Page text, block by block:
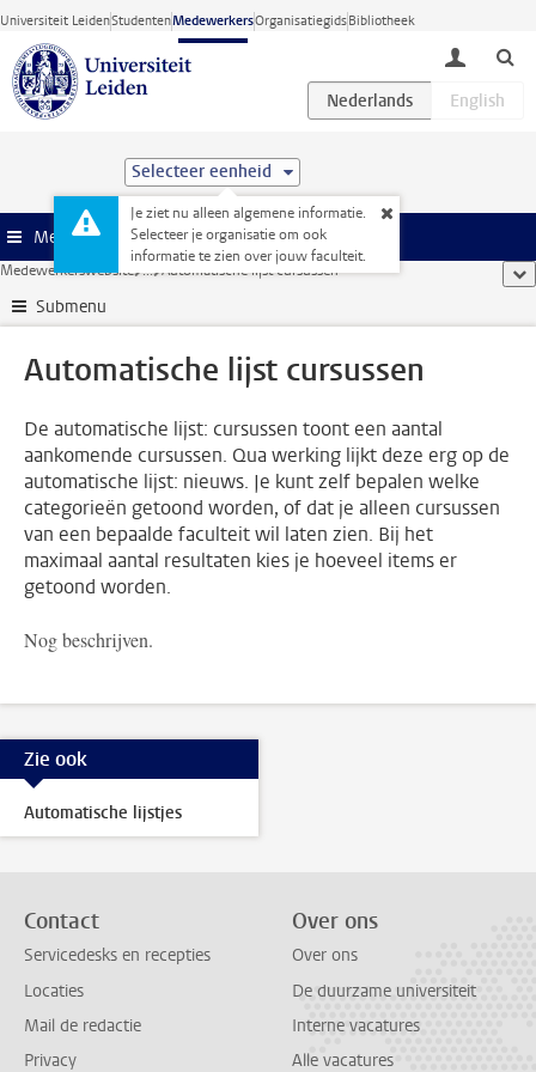
Ga direct naar de inhoud
Universiteit LeidenStudentenMedewerkersOrganisatiegidsBibliotheek
toggle
Selecteer eenheid
Je ziet nu alleen algemene informatie.
Selecteer je organisatie om ook
informatie te zien over jouw faculteit.
Menu
Medewerkerswebsite ... Automatische lijst cursussen
Submenu
Automatische lijst cursussen
De automatische lijst: cursussen toont een aantal
aankomende cursussen. Qua werking lijkt deze erg op de
automatische lijst: nieuws. Je kunt zelf bepalen welke
categorieën getoond worden, of dat je alleen cursussen
van een bepaalde faculteit wil laten zien. Bij het
maximaal aantal resultaten kies je hoeveel items er
getoond worden.
Nog beschrijven.
Zie ook
Automatische lijstjes
Contact
Servicedesks en recepties
Locaties
Mail de redactie
Privacy
Over ons
Over ons
De duurzame universiteit
Interne vacatures
Alle vacatures